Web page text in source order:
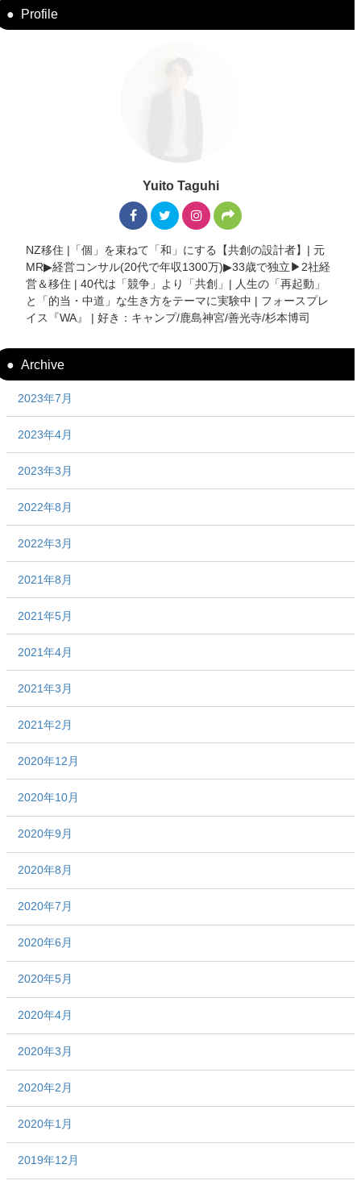
Profile
Yuito Taguhi
NZ移住 |「個」を束ねて「和」にする【共創の設計者】| 元
MR▶︎経営コンサル(20代で年収1300万)▶︎33歳で独立▶︎2社経
営＆移住 | 40代は「競争」より「共創」| 人生の「再起動」
と「的当・中道」な生き方をテーマに実験中 | フォースプレ
イス『WA』 | 好き：キャンプ/鹿島神宮/善光寺/杉本博司
Archive
2023年7月
2023年4月
2023年3月
2022年8月
2022年3月
2021年8月
2021年5月
2021年4月
2021年3月
2021年2月
2020年12月
2020年10月
2020年9月
2020年8月
2020年7月
2020年6月
2020年5月
2020年4月
2020年3月
2020年2月
2020年1月
2019年12月